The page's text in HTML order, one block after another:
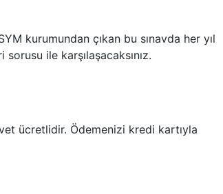
kurumundan çıkan bu sınavda her yıl
ile karşılaşacaksınız.
ücretlidir. Ödemenizi kredi kartıyla